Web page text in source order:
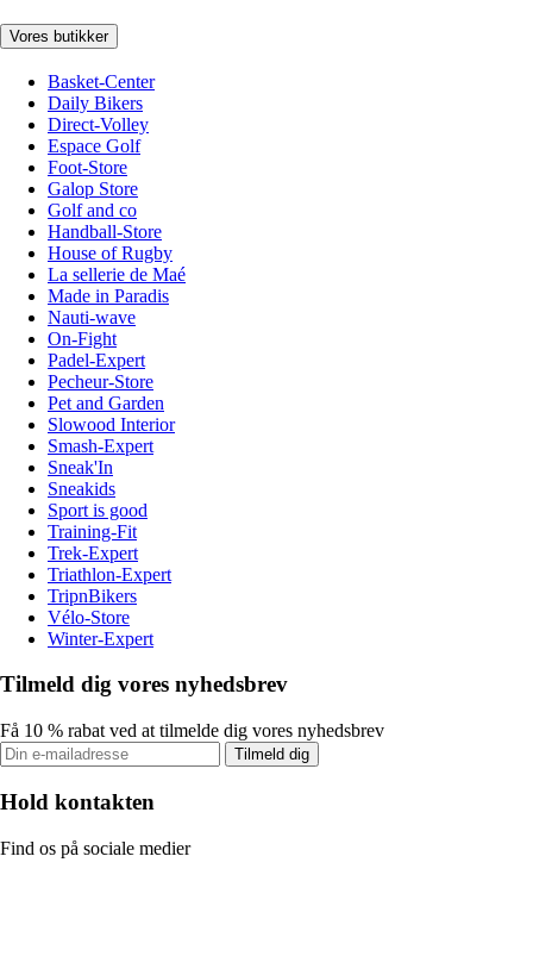
Vores butikker
Basket-Center
Daily Bikers
Direct-Volley
Espace Golf
Foot-Store
Galop Store
Golf and co
Handball-Store
House of Rugby
La sellerie de Maé
Made in Paradis
Nauti-wave
On-Fight
Padel-Expert
Pecheur-Store
Pet and Garden
Slowood Interior
Smash-Expert
Sneak'In
Sneakids
Sport is good
Training-Fit
Trek-Expert
Triathlon-Expert
TripnBikers
Vélo-Store
Winter-Expert
Tilmeld dig vores nyhedsbrev
Få 10 % rabat ved at tilmelde dig vores nyhedsbrev
Tilmeld dig
Hold kontakten
Find os på sociale medier